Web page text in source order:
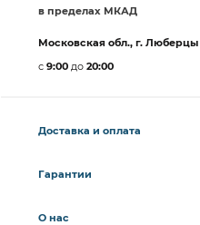
в пределах МКАД
Московская обл., г. Люберцы
с 9:00 до 20:00
Доставка и оплата
Гарантии
О нас